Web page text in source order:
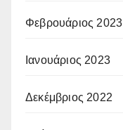
Φεβρουάριος 2023
Ιανουάριος 2023
Δεκέμβριος 2022